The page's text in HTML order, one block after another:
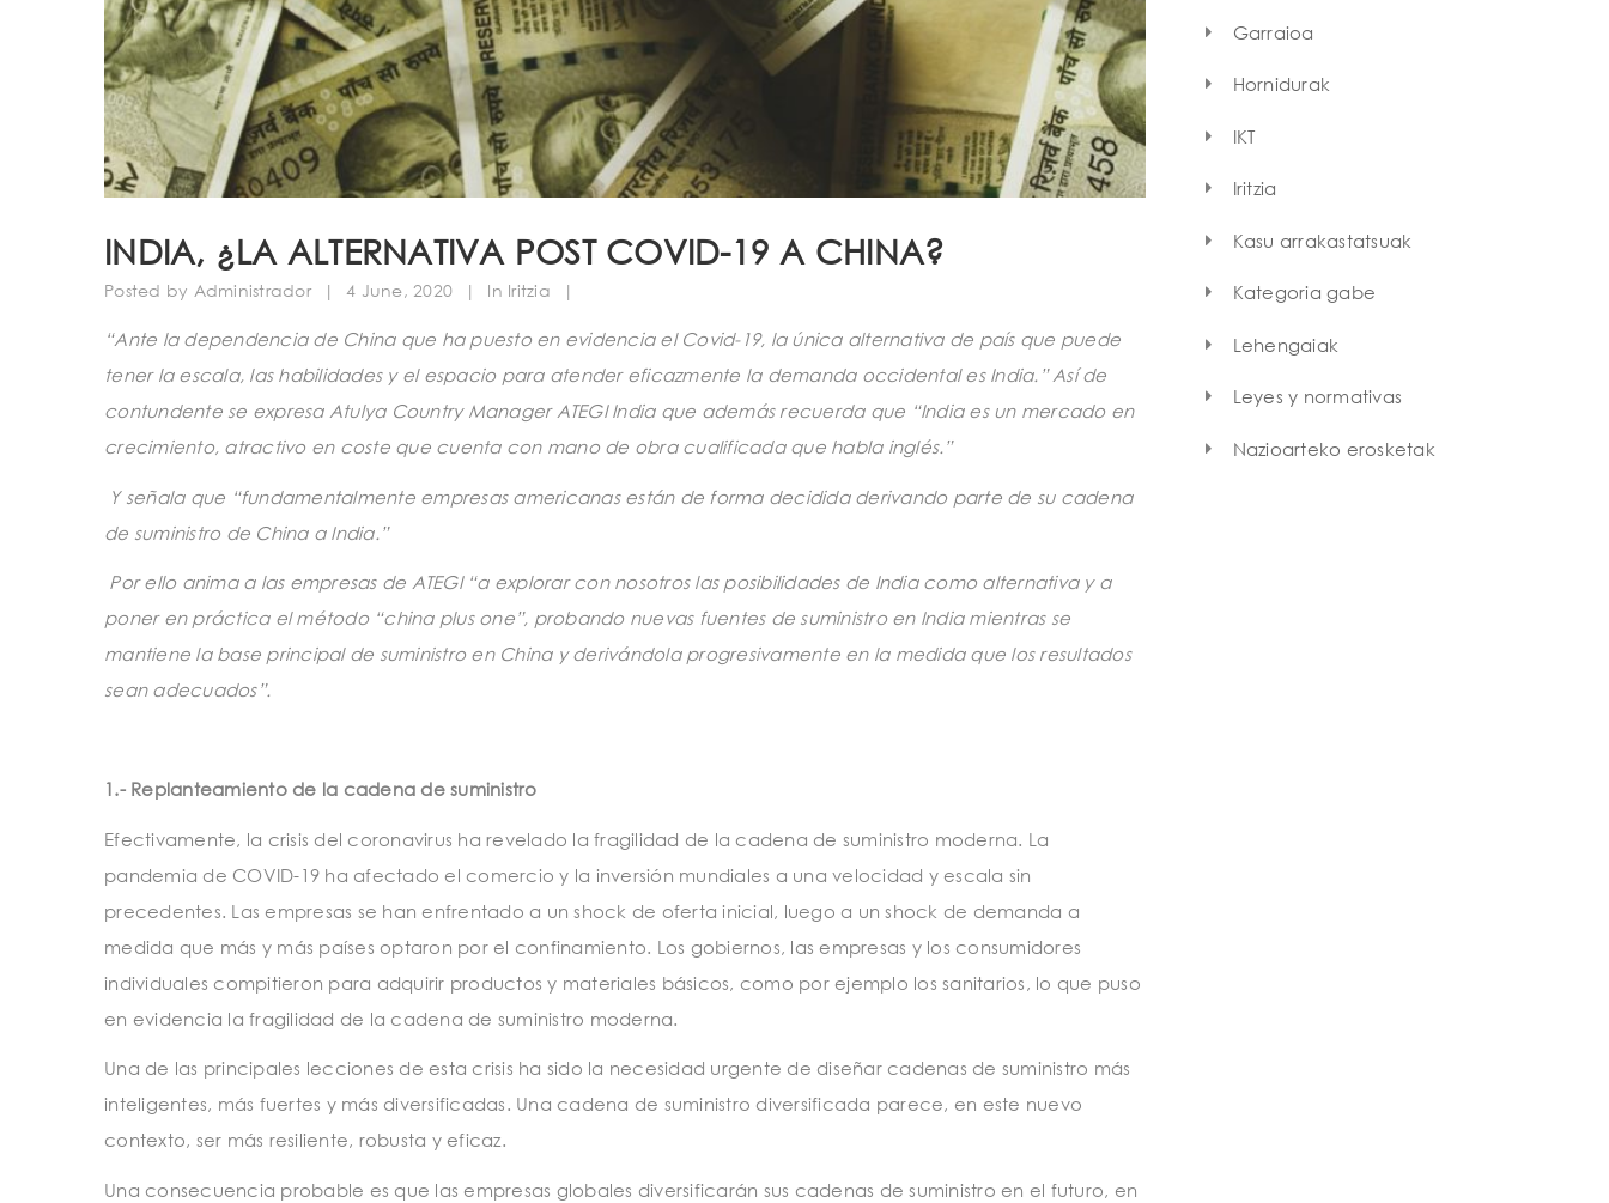
INDIA, ¿LA ALTERNATIVA POST COVID-19 A CHINA?
Posted by Administrador | 4 June, 2020 | In Iritzia |
“Ante la dependencia de China que ha puesto en evidencia el Covid-19, la única alternativa de país que puede
tener la escala, las habilidades y el espacio para atender eficazmente la demanda occidental es India.” Así de
contundente se expresa Atulya Country Manager ATEGI India que además recuerda que “India es un mercado en
crecimiento, atractivo en coste que cuenta con mano de obra cualificada que habla inglés.”
Y señala que “fundamentalmente empresas americanas están de forma decidida derivando parte de su cadena
de suministro de China a India.”
Por ello anima a las empresas de ATEGI “a explorar con nosotros las posibilidades de India como alternativa y a
poner en práctica el método “china plus one”, probando nuevas fuentes de suministro en India mientras se
mantiene la base principal de suministro en China y derivándola progresivamente en la medida que los resultados
sean adecuados”.
1.- Replanteamiento de la cadena de suministro
Efectivamente, la crisis del coronavirus ha revelado la fragilidad de la cadena de suministro moderna. La
pandemia de COVID-19 ha afectado el comercio y la inversión mundiales a una velocidad y escala sin
precedentes. Las empresas se han enfrentado a un shock de oferta inicial, luego a un shock de demanda a
medida que más y más países optaron por el confinamiento. Los gobiernos, las empresas y los consumidores
individuales compitieron para adquirir productos y materiales básicos, como por ejemplo los sanitarios, lo que puso
en evidencia la fragilidad de la cadena de suministro moderna.
Una de las principales lecciones de esta crisis ha sido la necesidad urgente de diseñar cadenas de suministro más
inteligentes, más fuertes y más diversificadas. Una cadena de suministro diversificada parece, en este nuevo
contexto, ser más resiliente, robusta y eficaz.
Una consecuencia probable es que las empresas globales diversificarán sus cadenas de suministro en el futuro, en
Garraioa
Hornidurak
IKT
Iritzia
Kasu arrakastatsuak
Kategoria gabe
Lehengaiak
Leyes y normativas
Nazioarteko erosketak